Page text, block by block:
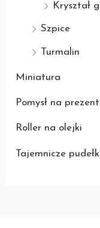
Kryształ
Szpice
Turmalin
Miniatura
Pomysł na prezent
Roller na olejki
Tajemnicze